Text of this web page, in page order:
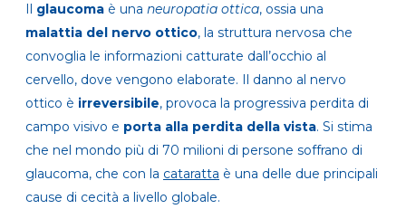
Il glaucoma è una neuropatia ottica, ossia una
malattia del nervo ottico, la struttura nervosa che
convoglia le informazioni catturate dall’occhio al
cervello, dove vengono elaborate. Il danno al nervo
ottico è irreversibile, provoca la progressiva perdita di
campo visivo e porta alla perdita della vista. Si stima
che nel mondo più di 70 milioni di persone soffrano di
glaucoma, che con la cataratta è una delle due principali
cause di cecità a livello globale.